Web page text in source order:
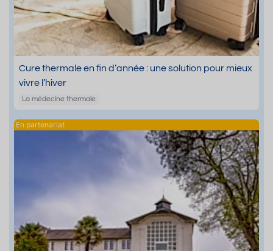
Cure thermale en fin d’année : une solution pour mieux
vivre l’hiver
La médecine thermale